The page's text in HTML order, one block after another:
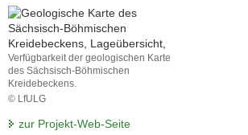
Karten.
Verfügbarkeit der geologischen Karte
des Sächsisch-Böhmischen
Kreidebeckens.
© LfULG
derzur Projekt-Web-Seite